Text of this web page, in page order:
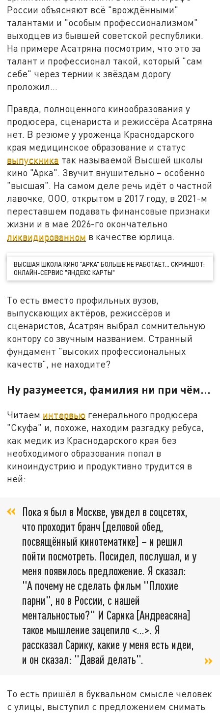
России объясняют всё "врождёнными"
талантами и "особым профессионализмом"
выходцев из бывшей советской республики.
На примере Асатряна посмотрим, что это за
талант и профессионал такой, который "сам
себе" через тернии к звёздам дорогу
проложил…
Правда, полноценного кинообразования у
продюсера, сценариста и режиссёра Асатряна
нет. В резюме у уроженца Краснодарского
края медицинское образование и статус
выпускника так называемой Высшей школы
кино "Арка". Звучит внушительно – особенно
"высшая". На самом деле речь идёт о частной
лавочке, ООО, открытом в 2017 году, в 2021-м
переставшем подавать финансовые признаки
жизни и в мае 2026-го окончательно
ликвидированном в качестве юрлица.
ВЫСШАЯ ШКОЛА КИНО "АРКА" БОЛЬШЕ НЕ РАБОТАЕТ… СКРИНШОТ:
ОНЛАЙН-СЕРВИС "ЯНДЕКС КАРТЫ"
То есть вместо профильных вузов,
выпускающих актёров, режиссёров и
сценаристов, Асатрян выбрал сомнительную
контору со звучным названием. Странный
фундамент "высоких профессиональных
качеств", не находите?
Ну разумеется, фамилия ни при чём…
Читаем интервью генерального продюсера
"Скуфа" и, похоже, находим разгадку ребуса,
как медик из Краснодарского края без
необходимого образования попал в
киноиндустрию и продуктивно трудится в
ней:
Пока я был в Москве, увидел в соцсетях,
что проходит бранч [деловой обед,
посвящённый кинотематике] – и решил
пойти посмотреть. Посидел, послушал, и у
меня появилось предложение. Я сказал:
"А почему не сделать фильм "Плохие
парни", но в России, с нашей
ментальностью?" И Сарика [Андреасяна]
такое мышление зацепило <…>. Я
рассказал Сарику, какие у меня есть идеи,
и он сказал: "Давай делать".
То есть пришёл в буквальном смысле человек
с улицы, выступил с предложением снимать